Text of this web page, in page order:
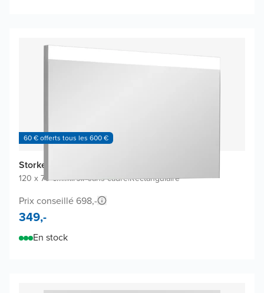
60 € offerts tous les 600 €
Storke Lucera miroir
120 x 70 cm|Miroir sans cadre|Rectangulaire
Prix conseillé 698,-
349,-
En stock